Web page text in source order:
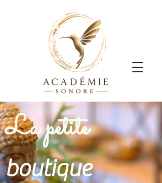
La petite
boutique